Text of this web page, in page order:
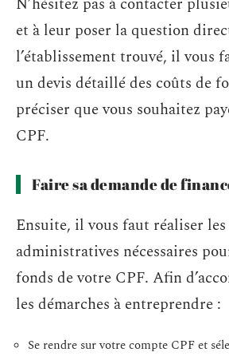
et à leur poser la question
l’établissement trouvé, il vous
un devis détaillé des coûts de
préciser que vous souhaitez
CPF.
Faire sa demande de
Ensuite, il vous faut réaliser les
administratives nécessaires
fonds de votre CPF. Afin
les démarches à entreprendre :
Se rendre sur votre compte CPF et